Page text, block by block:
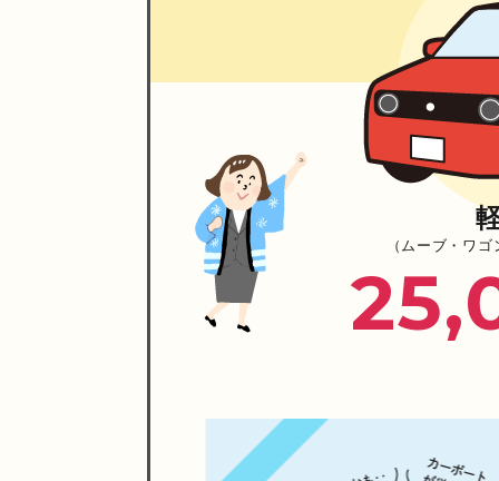
（ムーブ・ワ